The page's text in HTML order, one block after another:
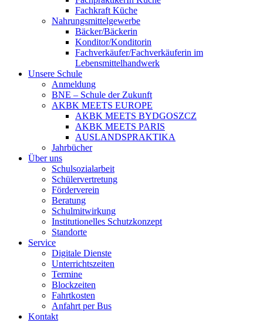
Fachkraft Küche
Nahrungsmittelgewerbe
Bäcker/Bäckerin
Konditor/Konditorin
Fachverkäufer/Fachverkäuferin im
Lebensmittelhandwerk
Unsere Schule
Anmeldung
BNE – Schule der Zukunft
AKBK MEETS EUROPE
AKBK MEETS BYDGOSZCZ
AKBK MEETS PARIS
AUSLANDSPRAKTIKA
Jahrbücher
Über uns
Schulsozialarbeit
Schülervertretung
Förderverein
Beratung
Schulmitwirkung
Institutionelles Schutzkonzept
Standorte
Service
Digitale Dienste
Unterrichtszeiten
Termine
Blockzeiten
Fahrtkosten
Anfahrt per Bus
Kontakt